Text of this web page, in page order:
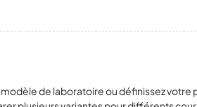
modèle de laboratoire ou définissez